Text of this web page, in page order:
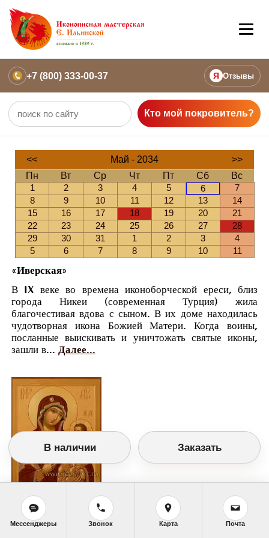
+7 (800) 333-00-37 Я Отзывы
Кто мой покровитель?
<< Май - 2034
>>
Пн
Вт Ср Чт Пт Сб
Вс
1
2 3 4 5 6
7
8
9 10 11 12 13
14
15
16 17 18 19 20
21
22
23 24 25 26 27
28
29
30 31 1 2 3
4
5
6 7 8 9 10 11
«Иверская»
В IX веке во времена иконоборческой ереси, близ
города Никеи (современная Турция) жила
благочестивая вдова с сыном. В их доме находилась
чудотворная икона Божией Матери. Когда воины,
посланные выискивать и уничтожать святые иконы,
зашли в... Далее...
Православный календарь
<< Суббота, 6 Мая (23 Апреля по старому
В наличии Заказать
Мессенджеры Звонок Карта Почта